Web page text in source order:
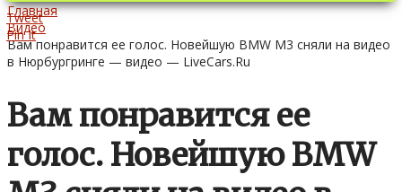
Главная
Видео
Вам понравится ее голос. Новейшую BMW M3 сняли на видео
в Нюрбургринге — видео — LiveCars.Ru
Вам понравится ее
голос. Новейшую BMW
Tweet
Pin It